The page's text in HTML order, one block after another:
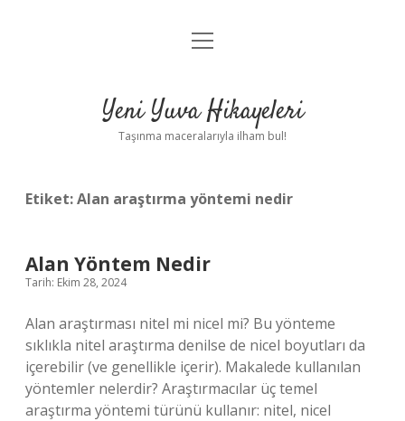
Anasayfa
Yasal Uyarı
menüyü
Yeni Yuva Hikayeleri
Taşınma maceralarıyla ilham bul!
Etiket:Alan araştırma yöntemi nedir
Alan Yöntem Nedir
Tarih: Ekim 28, 2024
Alan araştırması nitel mi nicel mi? Bu yönteme
sıklıkla nitel araştırma denilse de nicel boyutları da
içerebilir (ve genellikle içerir). Makalede kullanılan
yöntemler nelerdir? Araştırmacılar üç temel
araştırma yöntemi türünü kullanır: nitel, nicel